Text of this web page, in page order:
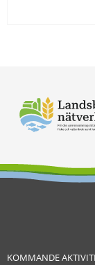
KOMMANDE